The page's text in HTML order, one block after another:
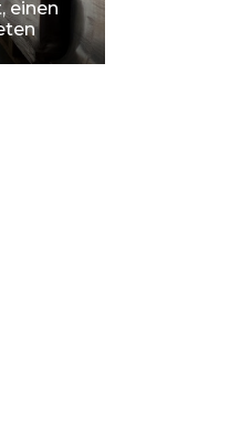
einen